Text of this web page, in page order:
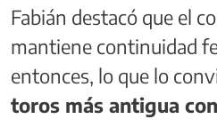
Fabián destacó que el
mantiene continuidad
entonces, lo que lo
toros más antigua